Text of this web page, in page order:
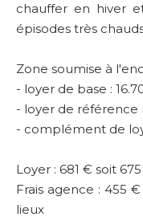
chauffer en hiver
épisodes très
Zone soumise à
- loyer de base :
- loyer de référence
- complément de
Loyer : 681 € soit
Frais agence : 455
lieux